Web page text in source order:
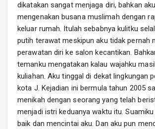
dikatakan sangat menjaga diri, bahkan
mengenakan busana muslimah dengan
keluar rumah. Itulah sebabnya kulitku
putih terawat meskipun aku tidak pernah
perawatan diri ke salon kecantikan.
temanku mengatakan kalau wajahku
kuliahan. Aku tinggal di dekat lingkungan
kota J. Kejadian ini bermula tahun 2005
menikah dengan seorang yang telah
menjadi istri keduanya waktu itu.
baik dan mencintai aku. Dan aku pun